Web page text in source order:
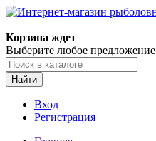
Корзина ждет
Выберите любое предложение
Найти
Вход
Регистрация